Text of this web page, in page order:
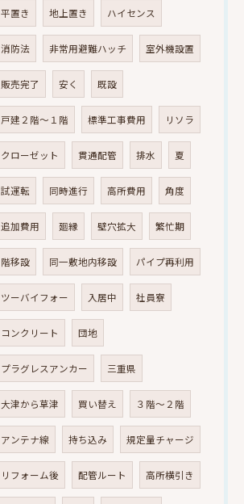
平置き 地上置き ハイセンス
消防法 非常用避難ハッチ 室外機設置
販売完了 安く 既設
戸建２階～１階 標準工事費用 リソラ
クローゼット 貫通配管 排水 夏
試運転 同時進行 高所費用 角度
追加費用 廻縁 壁穴拡大 繁忙期
階移設 同一敷地内移設 パイプ再利用
ツーバイフォー 入居中 社員寮
コンクリート 団地
プラグレスアンカー 三重県
大津から草津 買い替え ３階～２階
アンテナ線 持ち込み 規定量チャージ
リフォーム後 配管ルート 高所横引き